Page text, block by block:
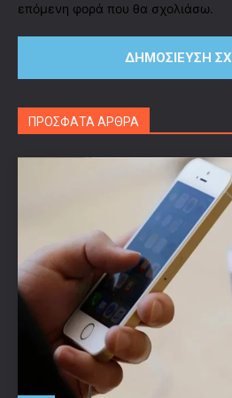
επόμενη φορά που θα σχολιάσω.
ΠΡΟΣΦΑΤΑ ΑΡΘΡΑ